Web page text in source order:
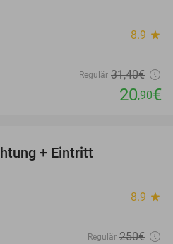
8.9 star
Regulär 31,40€
20,90€
+ Eintritt
8.9 star
Regulär 250€